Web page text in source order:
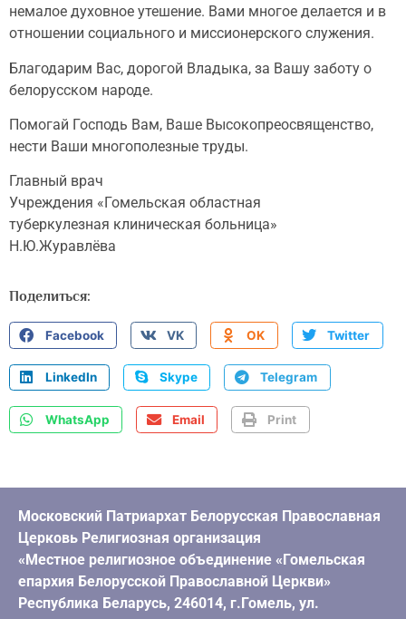
немалое духовное утешение. Вами многое делается и в
отношении социального и миссионерского служения.
Благодарим Вас, дорогой Владыка, за Вашу заботу о
белорусском народе.
Помогай Господь Вам, Ваше Высокопреосвященство,
нести Ваши многополезные труды.
Главный врач
Учреждения «Гомельская областная
туберкулезная клиническая больница»
Н.Ю.Журавлёва
Поделиться:
Facebook VK OK Twitter
LinkedIn Skype Telegram
WhatsApp Email Print
Московский Патриархат Белорусская Православная
Церковь Религиозная организация
«Местное религиозное объединение «Гомельская
епархия Белорусской Православной Церкви»
Республика Беларусь, 246014, г.Гомель, ул.